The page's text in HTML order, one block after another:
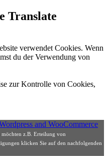
Translate
verwendet Cookies. Wenn
du der Verwendung von
zur Kontrolle von Cookies,
möchten z.B. Erteilung von
klicken Sie auf den nachfolgenden